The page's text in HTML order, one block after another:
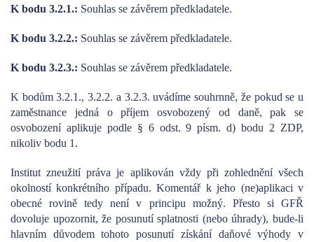
K bodu 3.2.1.: Souhlas se závěrem předkladatele.
K bodu 3.2.2.: Souhlas se závěrem předkladatele.
K bodu 3.2.3.: Souhlas se závěrem předkladatele.
K bodům 3.2.1., 3.2.2. a 3.2.3. uvádíme souhrnně, že pokud se u
zaměstnance jedná o příjem osvobozený od daně, pak se
osvobození aplikuje podle § 6 odst. 9 písm. d) bodu 2 ZDP,
nikoliv bodu 1.
Institut zneužití práva je aplikován vždy při zohlednění všech
okolností konkrétního případu. Komentář k jeho (ne)aplikaci v
obecné rovině tedy není v principu možný. Přesto si GFŘ
dovoluje upozornit, že posunutí splatnosti (nebo úhrady), bude-li
hlavním důvodem tohoto posunutí získání daňové výhody v